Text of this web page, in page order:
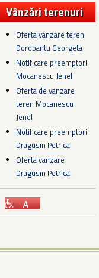
Vânzări terenuri
Oferta vanzare teren
Dorobantu Georgeta
Notificare preemptori
Mocanescu Jenel
Oferta de vanzare
teren Mocanescu
Jenel
Notificare preemptori
Dragusin Petrica
Oferta vanzare
Dragusin Petrica